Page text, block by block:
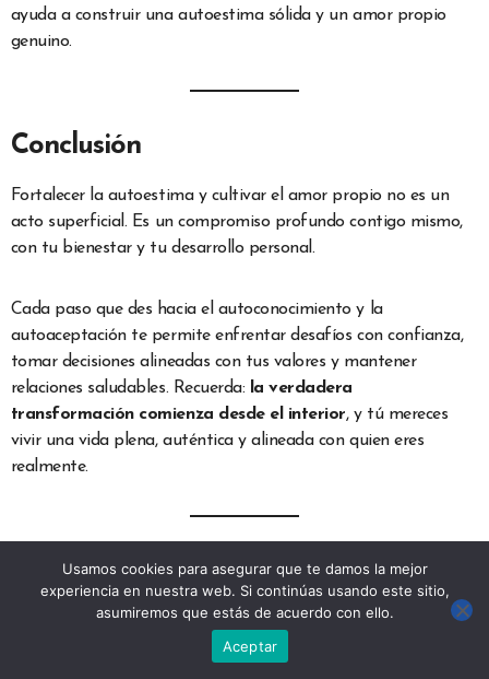
ayuda a construir una autoestima sólida y un amor propio
genuino.
Conclusión
Fortalecer la autoestima y cultivar el amor propio no es un
acto superficial. Es un compromiso profundo contigo mismo,
con tu bienestar y tu desarrollo personal.
Cada paso que des hacia el autoconocimiento y la
autoaceptación te permite enfrentar desafíos con confianza,
tomar decisiones alineadas con tus valores y mantener
relaciones saludables. Recuerda: la verdadera
transformación comienza desde el interior, y tú mereces
vivir una vida plena, auténtica y alineada con quien eres
realmente.
📝 Tip final para tus lectores:
Prueba este plan durante una semana y observa los cambios.
Empieza con un pequeño hábito cada día, como escribir un
Usamos cookies para asegurar que te damos la mejor
experiencia en nuestra web. Si continúas usando este sitio,
asumiremos que estás de acuerdo con ello.
Aceptar